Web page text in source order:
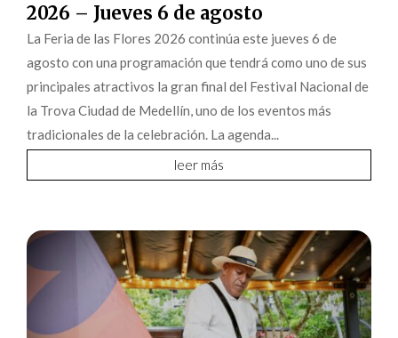
2026 – Jueves 6 de agosto
La Feria de las Flores 2026 continúa este jueves 6 de
agosto con una programación que tendrá como uno de sus
principales atractivos la gran final del Festival Nacional de
la Trova Ciudad de Medellín, uno de los eventos más
tradicionales de la celebración. La agenda...
leer más